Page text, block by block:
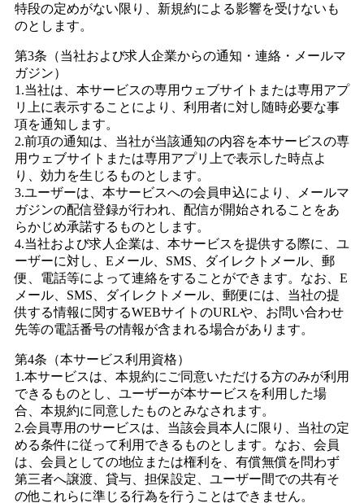
特段の定めがない限り、新規約による影響を受けないも
のとします。
第3条（当社および求人企業からの通知・連絡・メールマ
ガジン）
1.当社は、本サービスの専用ウェブサイトまたは専用アプ
リ上に表示することにより、利用者に対し随時必要な事
項を通知します。
2.前項の通知は、当社が当該通知の内容を本サービスの専
用ウェブサイトまたは専用アプリ上で表示した時点よ
り、効力を生じるものとします。
3.ユーザーは、本サービスへの会員申込により、メールマ
ガジンの配信登録が行われ、配信が開始されることをあ
らかじめ承諾するものとします。
4.当社および求人企業は、本サービスを提供する際に、ユ
ーザーに対し、Eメール、SMS、ダイレクトメール、郵
便、電話等によって連絡をすることができます。なお、E
メール、SMS、ダイレクトメール、郵便には、当社の提
供する情報に関するWEBサイトのURLや、お問い合わせ
先等の電話番号の情報が含まれる場合があります。
第4条（本サービス利用資格）
1.本サービスは、本規約にご同意いただける方のみが利用
できるものとし、ユーザーが本サービスを利用した場
合、本規約に同意したものとみなされます。
2.会員専用のサービスは、当該会員本人に限り、当社の定
める条件に従って利用できるものとします。なお、会員
は、会員としての地位または権利を、有償無償を問わず
第三者へ譲渡、貸与、担保設定、ユーザー間での共有そ
の他これらに準じる行為を行うことはできません。